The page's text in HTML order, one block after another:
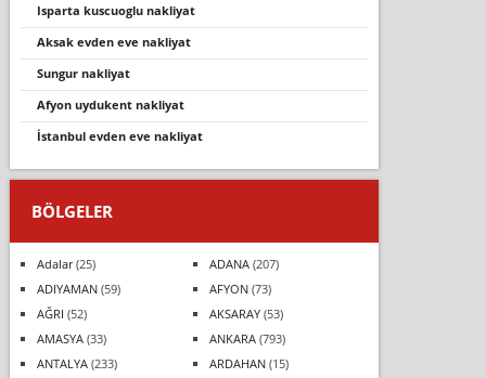
isparta kuscuoglu nakliyat
aksak evden eve nakliyat
sungur nakliyat
afyon uydukent nakliyat
i̇stanbul evden eve nakli̇yat
BÖLGELER
Adalar(25) ADANA(207)
ADIYAMAN(59) AFYON(73)
AĞRI (52) AKSARAY(53)
AMASYA(33) ANKARA(793)
ANTALYA(233) ARDAHAN(15)